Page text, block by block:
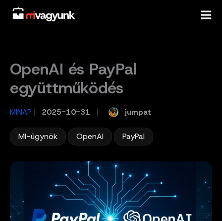
Skip
content
OpenAI és PayPal
együttműködés
MINAP / 2025-10-31 jumpat
MI-ügynök OpenAI PayPal